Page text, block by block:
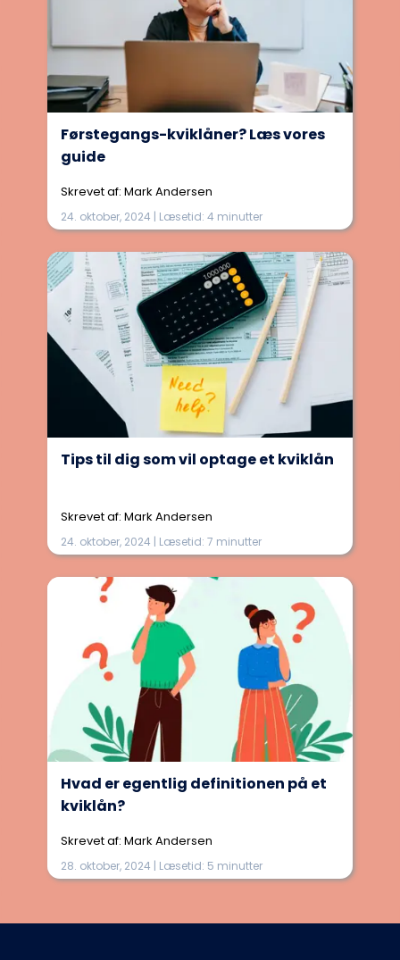
Førstegangs-kviklåner? Læs vores
guide
Skrevet af: Mark Andersen
24. oktober, 2024 | Læsetid: 4 minutter
Tips til dig som vil optage et kviklån
Skrevet af: Mark Andersen
24. oktober, 2024 | Læsetid: 7 minutter
Hvad er egentlig definitionen på et
kviklån?
Skrevet af: Mark Andersen
28. oktober, 2024 | Læsetid: 5 minutter